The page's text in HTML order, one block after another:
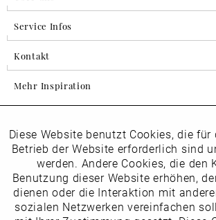
Service Infos
Kontakt
Mehr Inspiration
Folgen Sie uns auf Instagram
horsch_schuhe
Newsletter
Funktionale
Marketing
Diese Website benutzt Cookies, die
Betrieb der Website erforderlich sind
werden. Andere Cookies, die den
Benutzung dieser Website erhöhen,
dienen oder die Interaktion mit
sozialen Netzwerken vereinfachen